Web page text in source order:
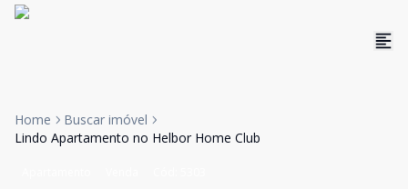
Home
Buscar imóvel
Lindo Apartamento no Helbor Home Club